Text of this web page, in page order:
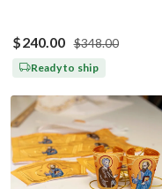
$240.00 $348.00
Ready to ship